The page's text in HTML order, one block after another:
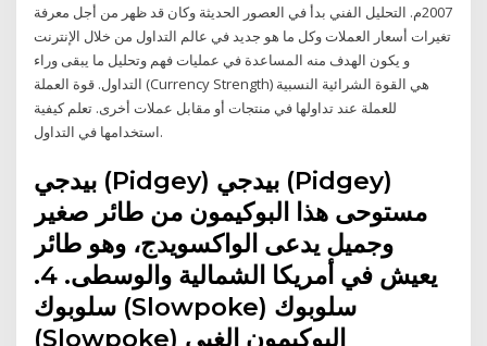
2007م. التحليل الفني بدأ في العصور الحديثة وكان قد ظهر من أجل معرفة
تغيرات أسعار العملات وكل ما هو جديد في عالم التداول من خلال الإنترنت
و يكون الهدف منه المساعدة في عمليات فهم وتحليل ما يبقى وراء
التداول. قوة العملة (Currency Strength) هي القوة الشرائية النسبية
للعملة عند تداولها في منتجات أو مقابل عملات أخرى. تعلم كيفية
استخدامها في التداول.
بيدجي (Pidgey) بيدجي (Pidgey)
مستوحى هذا البوكيمون من طائر صغير
وجميل يدعى الواكسويدج، وهو طائر
يعيش في أمريكا الشمالية والوسطى. 4.
سلوبوك (Slowpoke) سلوبوك
(Slowpoke) البوكيمون الغبي